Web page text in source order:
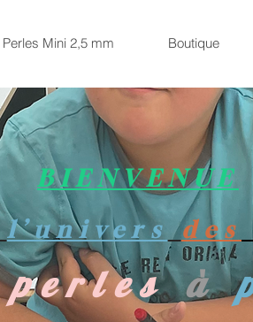
Perles Mini 2,5 mm Boutique
BIENVENUE
l’univers des
perles à